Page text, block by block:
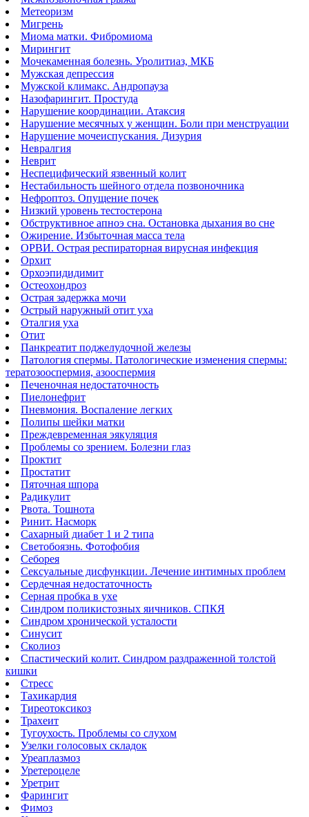
Метеоризм
Мигрень
Миома матки. Фибромиома
Мирингит
Мочекаменная болезнь. Уролитиаз, МКБ
Мужская депрессия
Мужской климакс. Андропауза
Назофарингит. Простуда
Нарушение координации. Атаксия
Нарушение месячных у женщин. Боли при менструации
Нарушение мочеиспускания. Дизурия
Невралгия
Неврит
Неспецифический язвенный колит
Нестабильность шейного отдела позвоночника
Нефроптоз. Опущение почек
Низкий уровень тестостерона
Обструктивное апноэ сна. Остановка дыхания во сне
Ожирение. Избыточная масса тела
ОРВИ. Острая респираторная вирусная инфекция
Орхит
Орхоэпидидимит
Остеохондроз
Острая задержка мочи
Острый наружный отит уха
Оталгия уха
Отит
Панкреатит поджелудочной железы
Патология спермы. Патологические изменения спермы:
тератозооспермия, азооспермия
Печеночная недостаточность
Пиелонефрит
Пневмония. Воспаление легких
Полипы шейки матки
Преждевременная эякуляция
Проблемы со зрением. Болезни глаз
Проктит
Простатит
Пяточная шпора
Радикулит
Рвота. Тошнота
Ринит. Насморк
Сахарный диабет 1 и 2 типа
Светобоязнь. Фотофобия
Себорея
Сексуальные дисфункции. Лечение интимных проблем
Сердечная недостаточность
Серная пробка в ухе
Синдром поликистозных яичников. СПКЯ
Синдром хронической усталости
Синусит
Сколиоз
Спастический колит. Синдром раздраженной толстой
кишки
Стресс
Тахикардия
Тиреотоксикоз
Трахеит
Тугоухость. Проблемы со слухом
Узелки голосовых складок
Уреаплазмоз
Уретероцеле
Уретрит
Фарингит
Фимоз